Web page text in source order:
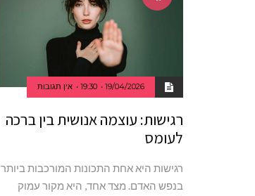
19/04/2026
19:30 אין תגובות
רגישות: עוצמה אנושית בין ברכה
לעומס
רגישות היא אחת התכונות המורכבות ביותר
בנפש האדם. מצד אחד, היא מקור עמוק